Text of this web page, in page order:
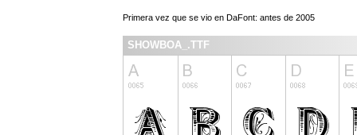
Primera vez que se vio en DaFont: antes de 2005
SHOWBOA_.TTF